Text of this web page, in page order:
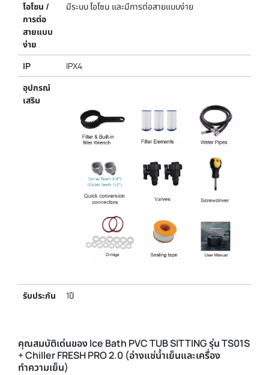
โอโซน /
การต่อ
สายแบบ
ง่าย
มีระบบ โอโซน และมีการต่อสายแบบง่าย
IP
IPX4
อุปกรณ์
เสริม
รับประกัน 1ปี
คุณสมบัติเด่นของ Ice Bath PVC TUB SITTING รุ่น TS01S
+ Chiller FRESH PRO 2.0 (อ่างแช่น้ำเย็นและเครื่อง
ทำความเย็น)